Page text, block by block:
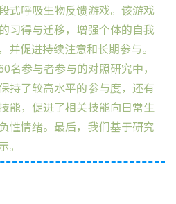
式呼吸生物反馈游戏。该游戏
习得与迁移，增强个体的自我
并促进持续注意和长期参与。
名参与者参与的对照研究中，
持了较高水平的参与度，还有
能，促进了相关技能向日常生
性情绪。最后，我们基于研究